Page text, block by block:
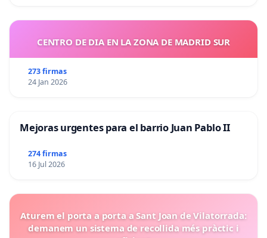
CENTRO DE DIA EN LA ZONA DE MADRID SUR
273 firmas
24 Jan 2026
Mejoras urgentes para el barrio Juan Pablo II
274 firmas
16 Jul 2026
Aturem el porta a porta a Sant Joan de Vilatorrada:
demanem un sistema de recollida més pràctic i